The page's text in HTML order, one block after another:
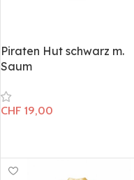
Piraten Hut schwarz m.
Saum
CHF 19,00